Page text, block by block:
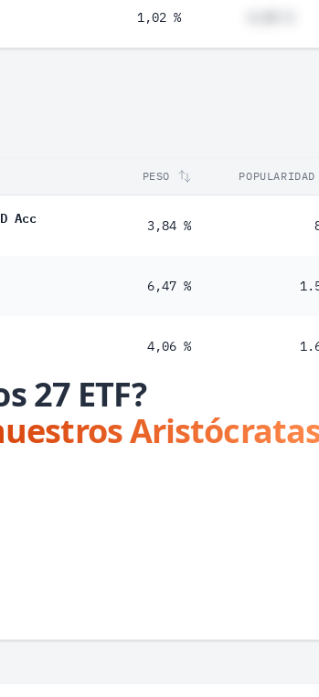
1,02 %
PESO POPULARIDAD
Acc 3,84 %
6,47 %
4,06 %
27 ETF?